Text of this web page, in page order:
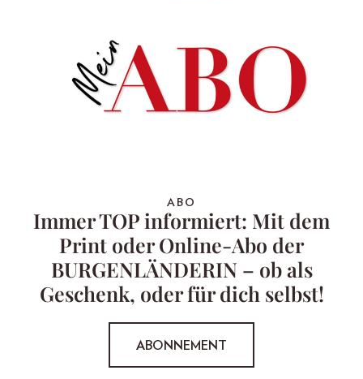
ABO
Immer TOP informiert: Mit dem
Print oder Online-Abo der
BURGENLÄNDERIN – ob als
Geschenk, oder für dich selbst!
ABONNEMENT